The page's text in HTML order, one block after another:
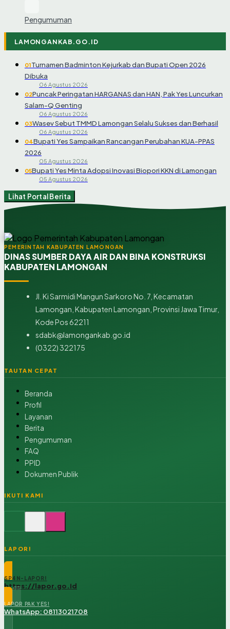
Pengumuman
LAMONGANKAB.GO.ID
01Turnamen Badminton Kejurkab dan Bupati Open 2026
Dibuka
06 Agustus 2026
02Puncak Peringatan HARGANAS dan HAN, Pak Yes Luncurkan
Salam-Q Genting
06 Agustus 2026
03Wasev Sebut TMMD Lamongan Selalu Sukses dan Berhasil
06 Agustus 2026
04Bupati Yes Sampaikan Rancangan Perubahan KUA-PPAS
2026
05 Agustus 2026
05Bupati Yes Minta Adopsi Inovasi Biopori KKN di Lamongan
05 Agustus 2026
Lihat Portal Berita
PEMERINTAH KABUPATEN LAMONGAN
DINAS SUMBER DAYA AIR DAN BINA KONSTRUKSI
KABUPATEN LAMONGAN
Jl. Ki Sarmidi Mangun Sarkoro No. 7, Kecamatan
Lamongan, Kabupaten Lamongan, Provinsi Jawa Timur,
Kode Pos 62211
sdabk@lamongankab.go.id
(0322) 322175
TAUTAN CEPAT
Beranda
Profil
Layanan
Berita
Pengumuman
FAQ
PPID
Dokumen Publik
IKUTI KAMI
LAPOR!
SP4N-LAPOR!
https://lapor.go.id
LAPOR PAK YES!
WhatsApp: 08113021708